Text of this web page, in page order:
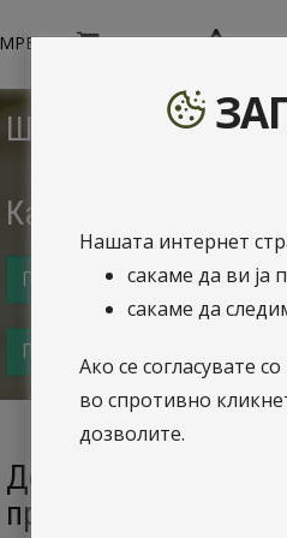
МРЕЖА WEBSHOP
Што сè е потребно
Како да постапите
Пресметај и купи онлајн
Пријави штета онлајн
Доколку сте на
пријавите штета
Нашата интернет
сакаме да ви ја
сакаме да
Ако се согласувате
во спротивно
дозволите.